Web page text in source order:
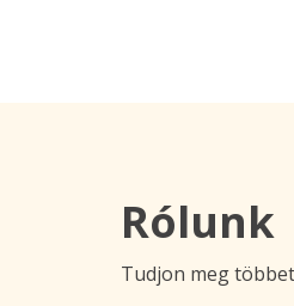
Rólunk
Tudjon meg